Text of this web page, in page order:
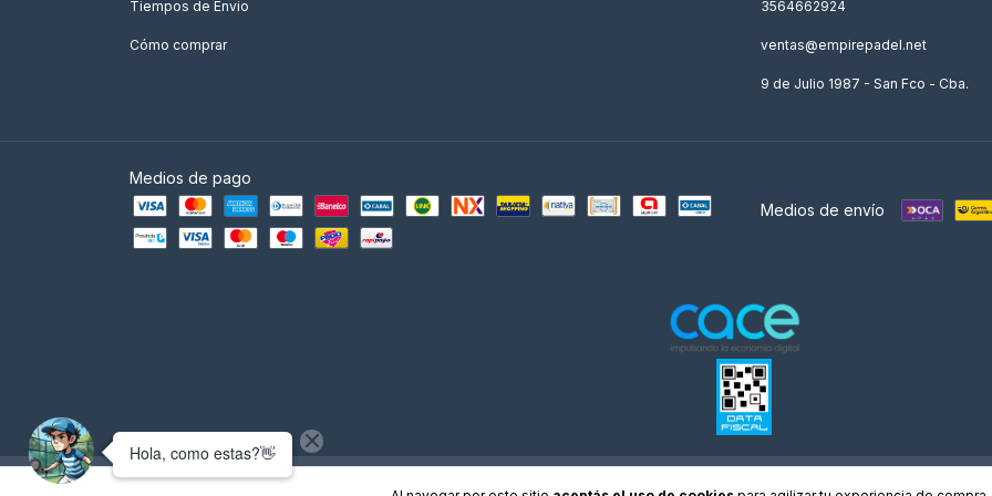
Tiempos de Envio
Cómo comprar
3564662924
ventas@empirepadel.net
9 de Julio 1987 - San Fco - Cba.
Medios de pago
Medios de envío
Copyright Empire Padel - Tienda de Padel Argentina - 2026. Todos los derechos reservados.